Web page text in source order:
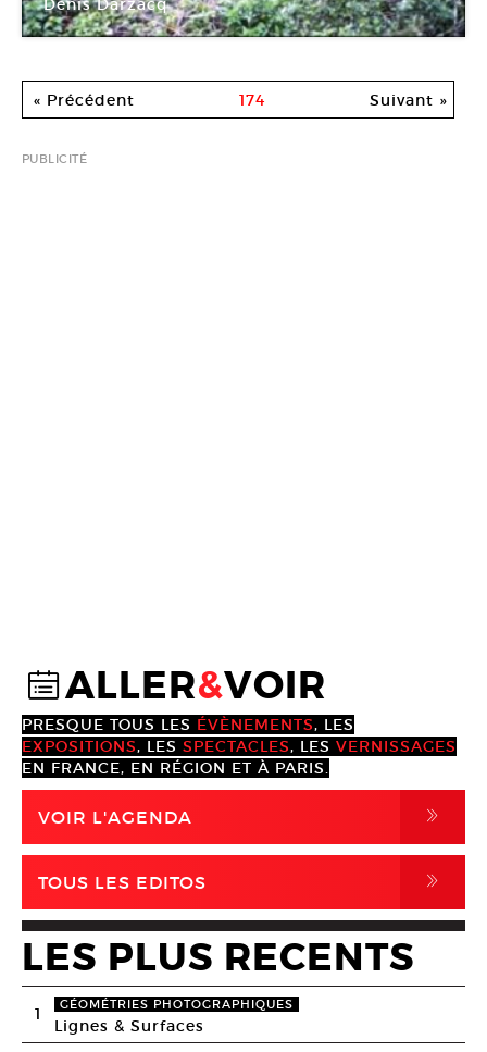
Denis Darzacq
La Filature
« Précédent 174 Suivant »
PUBLICITÉ
@ALLER&VOIR
PRESQUE TOUS LES ÉVÈNEMENTS, LES
EXPOSITIONS, LES SPECTACLES, LES VERNISSAGES
EN FRANCE, EN RÉGION ET À PARIS.
VOIR L'AGENDA ,
TOUS LES EDITOS ,
LES PLUS RECENTS
1 GÉOMÉTRIES PHOTOGRAPHIQUES
Lignes & Surfaces